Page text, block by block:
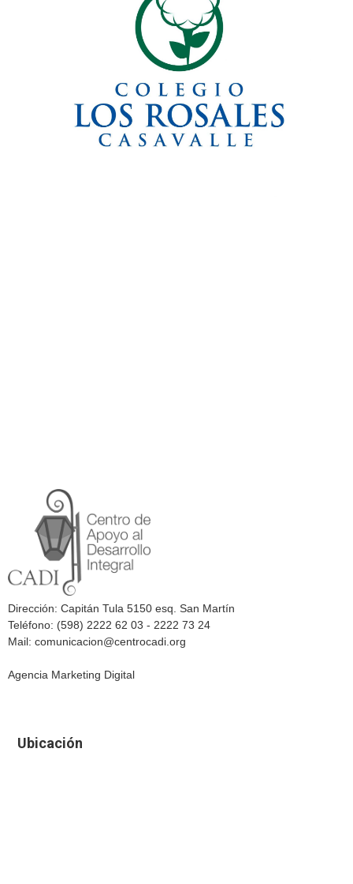
Dirección: Capitán Tula 5150 esq. San Martín
Teléfono: (598) 2222 62 03 - 2222 73 24
Mail: comunicacion@centrocadi.org
Agencia Marketing Digital
Ubicación